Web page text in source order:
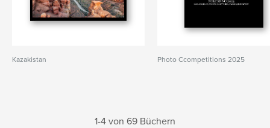
Kazakistan Photo Ccompetitions 2025
1-4 von 69 Büchern